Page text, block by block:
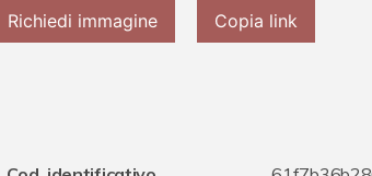
Richiedi immagine Copia link